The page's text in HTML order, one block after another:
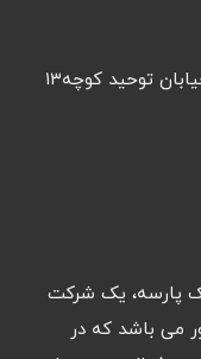
تهران تهرانپارس استقلال شرق خیابان توحید کوچه۱۳
پارسه، یک شرکت
می باشد که در